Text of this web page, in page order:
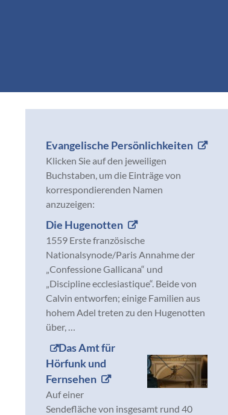
Evangelische Persönlichkeiten
Klicken Sie auf den jeweiligen
Buchstaben, um die Einträge von
korrespondierenden Namen
anzuzeigen:
Die Hugenotten
1559 Erste französische
Nationalsynode/Paris Annahme der
„Confessione Gallicana“ und
„Discipline ecclesiastique“. Beide von
Calvin entworfen; einige Familien aus
hohem Adel treten zu den Hugenotten
über, …
Das Amt für
Hörfunk und
Fernsehen
Auf einer
Sendefläche von insgesamt rund 40